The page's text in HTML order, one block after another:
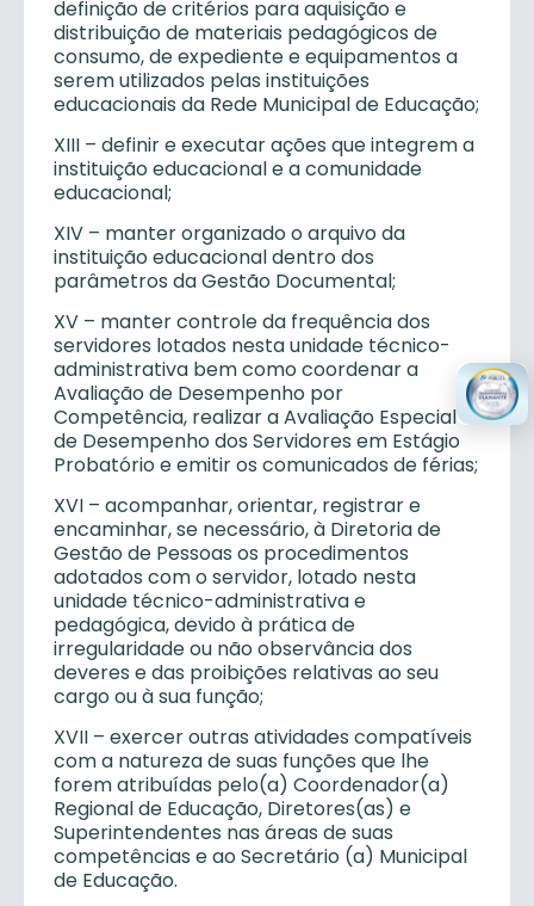
definição de critérios para aquisição e
distribuição de materiais pedagógicos de
consumo, de expediente e equipamentos a
serem utilizados pelas instituições
educacionais da Rede Municipal de Educação;
XIII – definir e executar ações que integrem a
instituição educacional e a comunidade
educacional;
XIV – manter organizado o arquivo da
instituição educacional dentro dos
parâmetros da Gestão Documental;
XV – manter controle da frequência dos
servidores lotados nesta unidade técnico-
administrativa bem como coordenar a
Avaliação de Desempenho por
Competência, realizar a Avaliação Especial
de Desempenho dos Servidores em Estágio
Probatório e emitir os comunicados de férias;
XVI – acompanhar, orientar, registrar e
encaminhar, se necessário, à Diretoria de
Gestão de Pessoas os procedimentos
adotados com o servidor, lotado nesta
unidade técnico-administrativa e
pedagógica, devido à prática de
irregularidade ou não observância dos
deveres e das proibições relativas ao seu
cargo ou à sua função;
XVII – exercer outras atividades compatíveis
com a natureza de suas funções que lhe
forem atribuídas pelo(a) Coordenador(a)
Regional de Educação, Diretores(as) e
Superintendentes nas áreas de suas
competências e ao Secretário (a) Municipal
de Educação.